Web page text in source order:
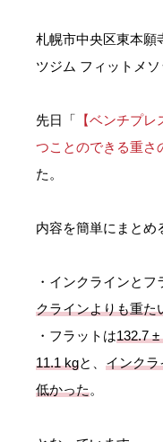
札幌市中央区東本願
ツジム フィットメソ
先日「 【ベンチプ
つことのできる重さ
た。
内容を簡単にまとめ
・インクラインとフ
クラインよりも重た
・フラットは132.7 ±
11.1 kgと、 インクラ
低かった。
お知らせ